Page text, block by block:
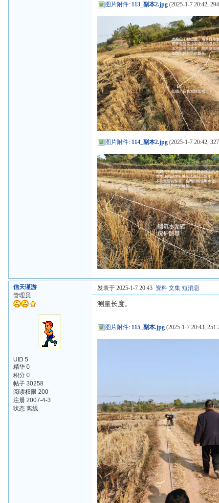
图片附件: 113_副本2.jpg (2025-1-7 20:42,
图片附件: 114_副本2.jpg (2025-1-7 20:42,
信天谨游
管理员
UID 5
精华 0
积分 0
帖子 30258
阅读权限 200
注册 2007-4-3
状态 离线
发表于 2025-1-7 20:43 资料 文集 短消息
测量长度。
图片附件: 115_副本.jpg (2025-1-7 20:43,